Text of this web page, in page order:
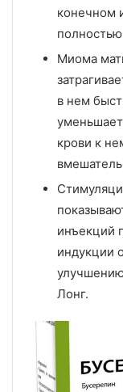
конечном
Миома
в нем
уменьшает
крови к
инъекций
индукции
Лонг.